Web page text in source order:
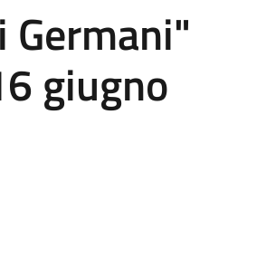
Germani"
giugno